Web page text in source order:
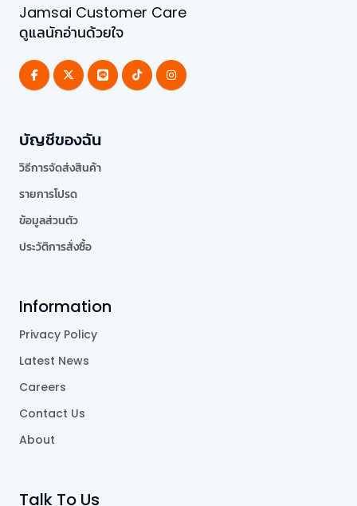
Jamsai Customer Care
ดูแลนักอ่านด้วยใจ
บัญชีของฉัน
วิธีการจัดส่งสินค้า
รายการโปรด
ข้อมูลส่วนตัว
ประวัติการสั่งซื้อ
Information
Privacy Policy
Latest News
Careers
Contact Us
About
Talk To Us